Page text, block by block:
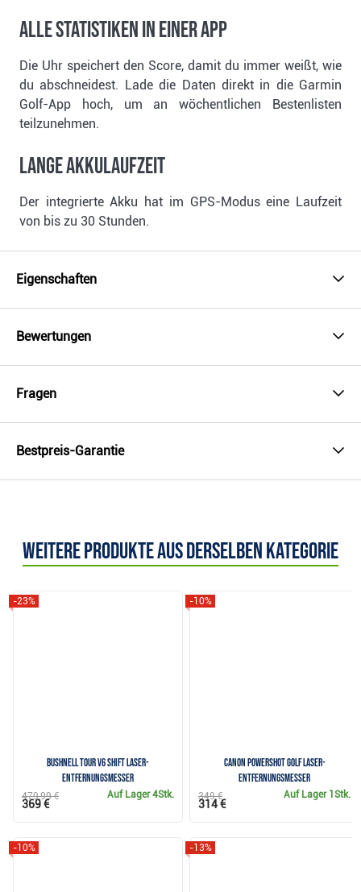
ALLE STATISTIKEN IN EINER APP
Die Uhr speichert den Score, damit du immer weißt, wie
du abschneidest. Lade die Daten direkt in die Garmin
Golf-App hoch, um an wöchentlichen Bestenlisten
teilzunehmen.
LANGE AKKULAUFZEIT
Der integrierte Akku hat im GPS-Modus eine Laufzeit
von bis zu 30 Stunden.
Eigenschaften
Bewertungen
Fragen
Bestpreis-Garantie
Weitere Produkte aus derselben Kategorie
Bushnell Tour V6 Shift Laser-
Entfernungsmesser
-23%
Auf Lager4Stk.
479,99 €
369 €
Canon PowerShot Golf Laser-
Entfernungsmesser
-10%
Auf Lager 1Stk.
349 €
314 €
-10% -13%